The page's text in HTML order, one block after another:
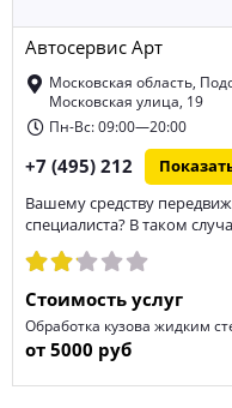
Автосервис Арт
Московская область,
Московская улица, 19
Пн-Вс: 09:00—20:00
+7 (495) 212
Вашему средству
специалиста? В таком
Стоимость услуг
Обработка кузова жидким
от 5000 руб